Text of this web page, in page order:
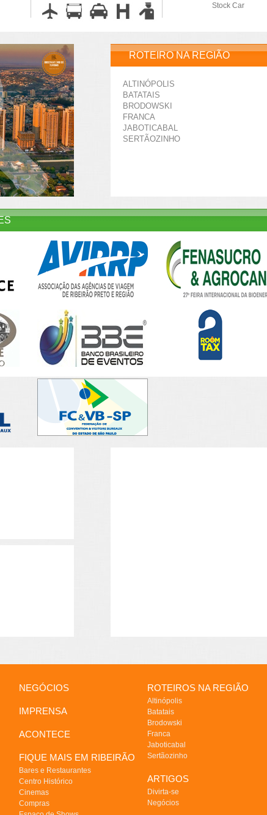
Stock Car
ROTEIRO NA REGIÃO
ALTINÓPOLIS
BATATAIS
BRODOWSKI
FRANCA
JABOTICABAL
SERTÃOZINHO
NEGÓCIOS
IMPRENSA
ACONTECE
FIQUE MAIS EM RIBEIRÃO
Bares e Restaurantes
Centro Histórico
Cinemas
Compras
ROTEIROS NA REGIÃO
Altinópolis
Batatais
Brodowski
Franca
Jaboticabal
Sertãozinho
ARTIGOS
Divirta-se
Negócios